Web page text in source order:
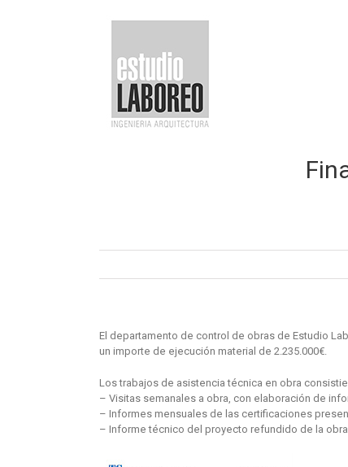
El departamento de control de obras de Estudio
un importe de ejecución material de 2.235.000€.
Los trabajos de asistencia técnica en obra
– Visitas semanales a obra, con elaboración de
– Informes mensuales de las certificaciones
– Informe técnico del proyecto refundido de la